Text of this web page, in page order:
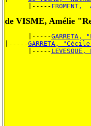
      |-----
de VISME, Amélie
      |-----
GARRETA,
|-----GARRETA,
      |-----